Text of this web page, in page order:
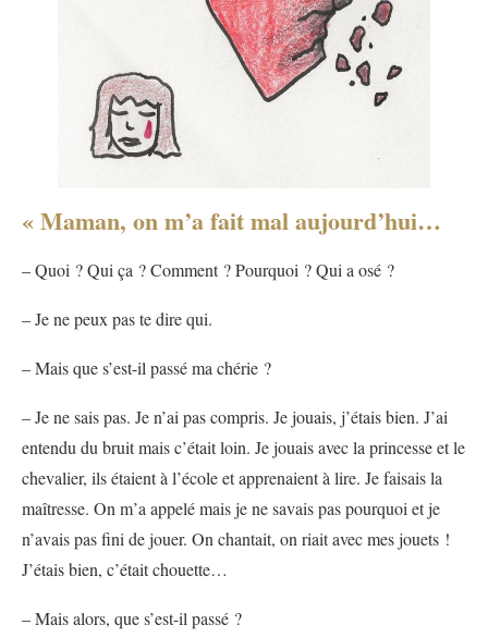
« Maman, on m’a fait mal aujourd’hui…
– Quoi ? Qui ça ? Comment ? Pourquoi ? Qui a osé ?
– Je ne peux pas te dire qui.
– Mais que s’est-il passé ma chérie ?
– Je ne sais pas. Je n’ai pas compris. Je jouais, j’étais bien. J’ai
entendu du bruit mais c’était loin. Je jouais avec la princesse et le
chevalier, ils étaient à l’école et apprenaient à lire. Je faisais la
maîtresse. On m’a appelé mais je ne savais pas pourquoi et je
n’avais pas fini de jouer. On chantait, on riait avec mes jouets !
J’étais bien, c’était chouette…
– Mais alors, que s’est-il passé ?